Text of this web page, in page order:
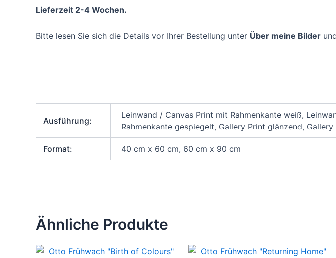
Lieferzeit 2-4 Wochen.
Bitte lesen Sie sich die Details vor Ihrer Bestellung unter Über meine Bilder
Ausführung:
Leinwand / Canvas Print mit Rahmenkante weiß,
Rahmenkante gespiegelt, Gallery Print glänzend,
Format: 40 cm x 60 cm, 60 cm x 90 cm
Ähnliche Produkte
Dieses
Dieses